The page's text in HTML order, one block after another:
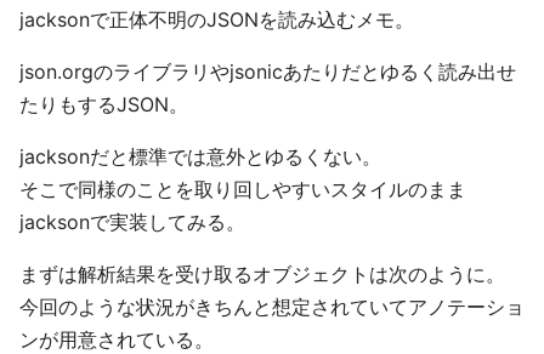
jacksonで正体不明のJSONを読み込むメモ。
json.orgのライブラリやjsonicあたりだとゆるく読み出せ
たりもするJSON。
jacksonだと標準では意外とゆるくない。
そこで同様のことを取り回しやすいスタイルのまま
jacksonで実装してみる。
まずは解析結果を受け取るオブジェクトは次のように。
今回のような状況がきちんと想定されていてアノテーショ
ンが用意されている。